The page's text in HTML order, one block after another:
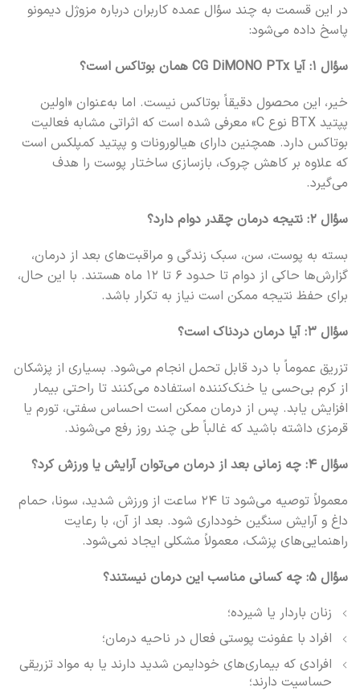
در این قسمت به چند سؤال عمده کاربران درباره مزوژل دیمونو
پاسخ داده می‌شود:
سؤال ۱: آیا CG DiMONO PTx همان بوتاکس است؟
خیر، این محصول دقیقاً بوتاکس نیست. اما به‌عنوان «اولین
پپتید BTX نوع C» معرفی شده است که اثراتی مشابه فعالیت
بوتاکس دارد. همچنین دارای هیالورونات و پپتید کمپلکس است
که علاوه بر کاهش چروک، بازسازی ساختار پوست را هدف
می‌گیرد.
سؤال ۲: نتیجه درمان چقدر دوام دارد؟
بسته به پوست، سن، سبک زندگی و مراقبت‌های بعد از درمان،
گزارش‌ها حاکی از دوام تا حدود ۶ تا ۱۲ ماه هستند. با این حال،
برای حفظ نتیجه ممکن است نیاز به تکرار باشد.
سؤال ۳: آیا درمان دردناک است؟
تزریق عموماً با درد قابل تحمل انجام می‌شود. بسیاری از پزشکان
از کرم بی‌حسی یا خنک‌کننده استفاده می‌کنند تا راحتی بیمار
افزایش یابد. پس از درمان ممکن است احساس سفتی، تورم یا
قرمزی داشته باشید که غالباً طی چند روز رفع می‌شوند.
سؤال ۴: چه زمانی بعد از درمان می‌توان آرایش یا ورزش کرد؟
معمولاً توصیه می‌شود تا ۲۴ ساعت از ورزش شدید، سونا، حمام
داغ و آرایش سنگین خودداری شود. بعد از آن، با رعایت
راهنمایی‌های پزشک، معمولاً مشکلی ایجاد نمی‌شود.
سؤال ۵: چه کسانی مناسب این درمان نیستند؟
زنان باردار یا شیرده؛
افراد با عفونت پوستی فعال در ناحیه درمان؛
افرادی که بیماری‌های خودایمن شدید دارند یا به مواد تزریقی
حساسیت دارند؛